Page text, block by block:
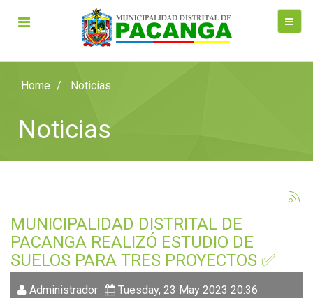
Home Noticias
Noticias
MUNICIPALIDAD DISTRITAL DE
PACANGA REALIZÓ ESTUDIO DE
SUELOS PARA TRES PROYECTOS ✅
Administrador
Tuesday, 23 May 2023 20:36